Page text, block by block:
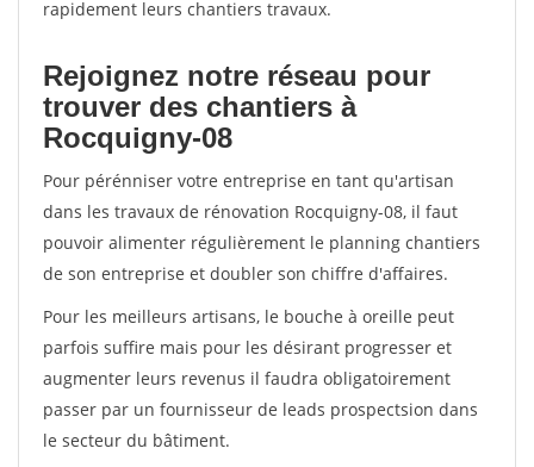
rapidement leurs chantiers travaux.
Rejoignez notre réseau pour
trouver des chantiers à
Rocquigny-08
Pour pérénniser votre entreprise en tant qu'artisan
dans les travaux de rénovation Rocquigny-08, il faut
pouvoir alimenter régulièrement le planning chantiers
de son entreprise et doubler son chiffre d'affaires.
Pour les meilleurs artisans, le bouche à oreille peut
parfois suffire mais pour les désirant progresser et
augmenter leurs revenus il faudra obligatoirement
passer par un fournisseur de leads prospectsion dans
le secteur du bâtiment.